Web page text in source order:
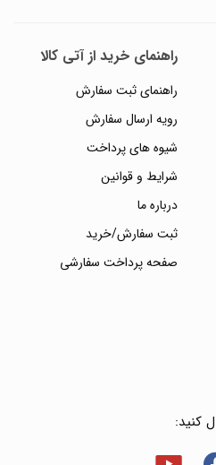
راهنمای خرید از آتی کالا
راهنمای ثبت سفارش
رویه ارسال سفارش
شیوه های پرداخت
شرایط و قوانین
درباره ما
ثبت سفارش/خرید
صفحه پرداخت سفارشی
کنید: